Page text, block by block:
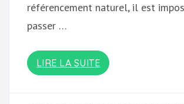
référencement naturel, il est
passer …
LIRE LA SUITE